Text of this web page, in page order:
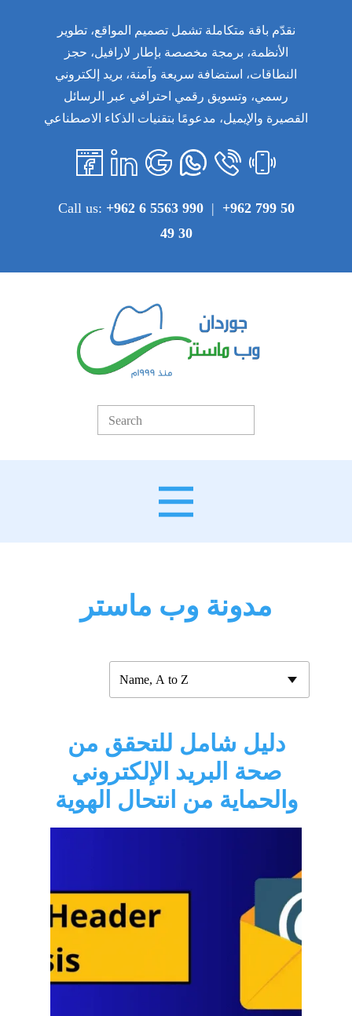
نقدّم باقة متكاملة تشمل تصميم المواقع، تطوير
الأنظمة، برمجة مخصصة بإطار لارافيل، حجز
النطاقات، استضافة سريعة وآمنة، بريد إلكتروني
رسمي، وتسويق رقمي احترافي عبر الرسائل
القصيرة والإيميل، مدعومًا بتقنيات الذكاء الاصطناعي
Call us: +962 6 5563 990| +962 799 50
49 30
مدونة وب ماستر
دليل شامل للتحقق من
صحة البريد الإلكتروني
والحماية من انتحال الهوية